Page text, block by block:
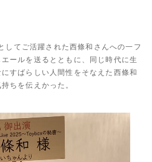
してご活躍された西條和さんへの一フ
ールを送るとともに、同じ時代に生
すばらしい人間性をそなえた西條和
ちを伝えかった。